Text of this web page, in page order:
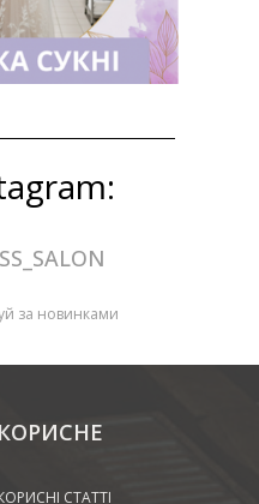
за новинками
КОРИСНЕ
СТАТТІ